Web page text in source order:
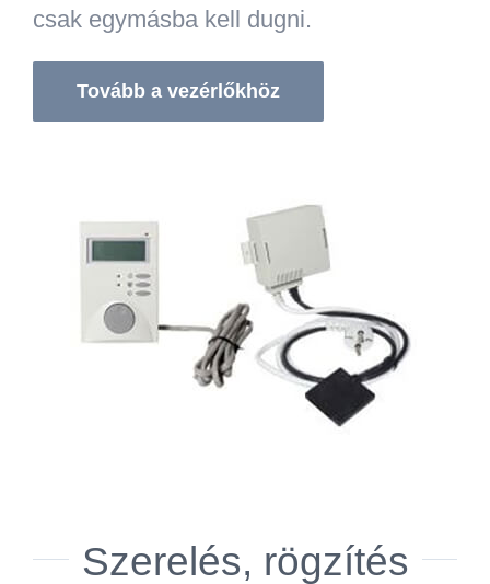
csak egymásba kell dugni.
Tovább a vezérlőkhöz
Szerelés, rögzítés